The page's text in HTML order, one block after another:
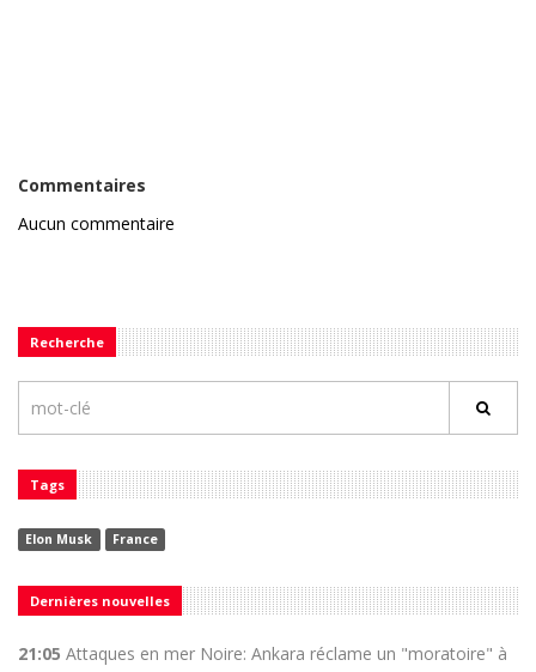
Commentaires
Aucun commentaire
Recherche
Tags
Elon Musk France
Dernières nouvelles
21:05 Attaques en mer Noire: Ankara réclame un "moratoire" à